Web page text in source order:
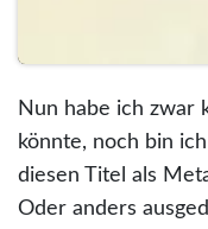
Nun habe ich zwar
könnte, noch bin
diesen Titel als
Oder anders